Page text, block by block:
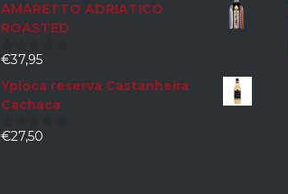
5
AMARETTO ADRIATICO
ROASTED
0
5
€37,95
Ypioca reserva Castanheira
Cachaca
0
€27,50